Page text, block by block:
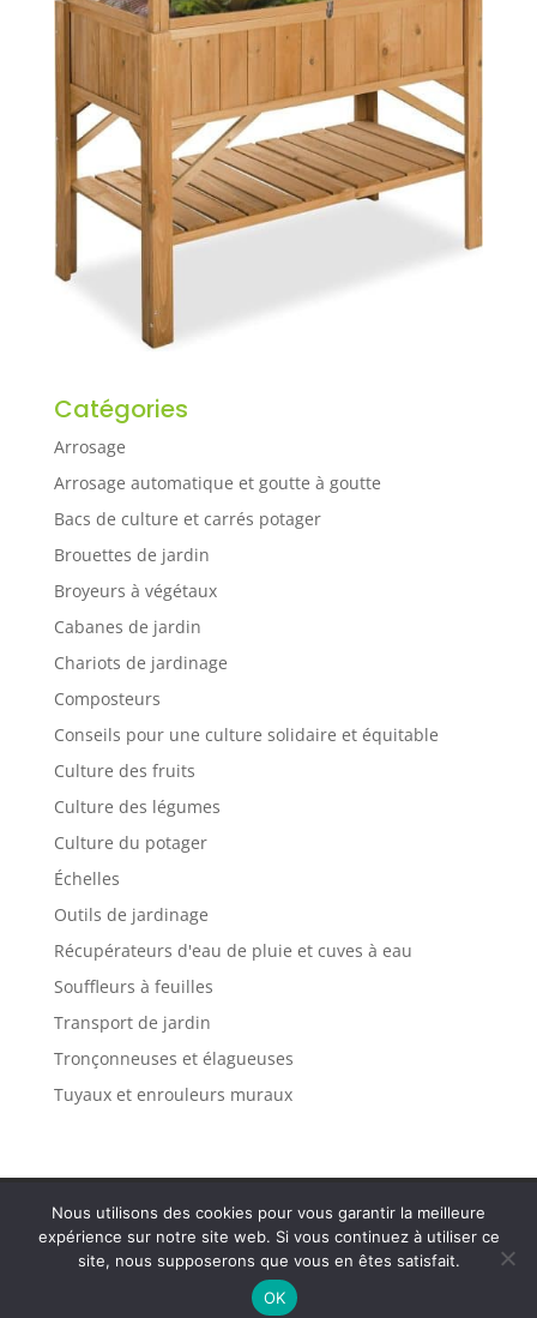
Catégories
Arrosage
Arrosage automatique et goutte à goutte
Bacs de culture et carrés potager
Brouettes de jardin
Broyeurs à végétaux
Cabanes de jardin
Chariots de jardinage
Composteurs
Conseils pour une culture solidaire et équitable
Culture des fruits
Culture des légumes
Culture du potager
Échelles
Outils de jardinage
Récupérateurs d'eau de pluie et cuves à eau
Souffleurs à feuilles
Transport de jardin
Tronçonneuses et élagueuses
Tuyaux et enrouleurs muraux
Politique de confidentialité
Mentions légales
Plan de site
Contact
Tous droits réservés Var Solidaire 2025
Nous utilisons des cookies pour vous garantir la meilleure
expérience sur notre site web. Si vous continuez à utiliser ce
site, nous supposerons que vous en êtes satisfait.
OK